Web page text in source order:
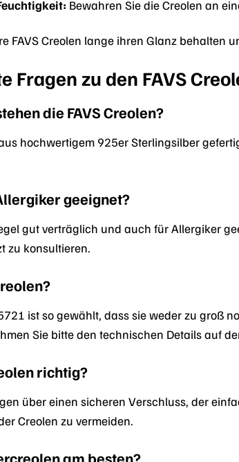
Bewahren Sie die Creolen an
FAVS Creolen lange ihren Glanz behalten
Fragen zu den FAVS
die FAVS Creolen?
hochwertigem 925er Sterlingsilber
geeignet?
gut verträglich und auch für Allergiker
zu konsultieren.
ist so gewählt, dass sie weder zu groß
Sie bitte den technischen Details auf
richtig?
über einen sicheren Verschluss, der
Creolen zu vermeiden.
am besten?